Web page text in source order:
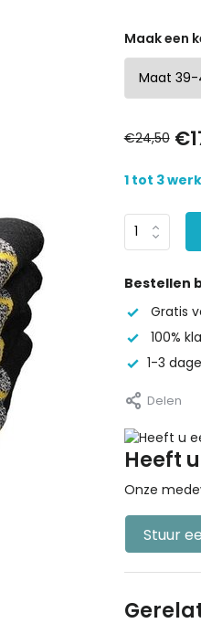
Maak een
€24,50
1 tot 3
Bestellen
Gratis
100%
1-3
Delen
Heeft
Onze
Stuur